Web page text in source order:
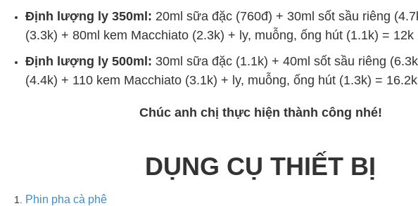
Định lượng ly 350ml: 20ml sữa đặc (760đ) + 30ml sốt sầu riêng
(3.3k) + 80ml kem Macchiato (2.3k) + ly, muỗng, ống hút (1.1k) = 12k
Định lượng ly 500ml: 30ml sữa đặc (1.1k) + 40ml sốt sầu riêng
(4.4k) + 110 kem Macchiato (3.1k) + ly, muỗng, ống hút (1.3k) = 16.2k
Chúc anh chị thực hiện thành công nhé!
DỤNG CỤ THIẾT BỊ
Phin pha cà phê